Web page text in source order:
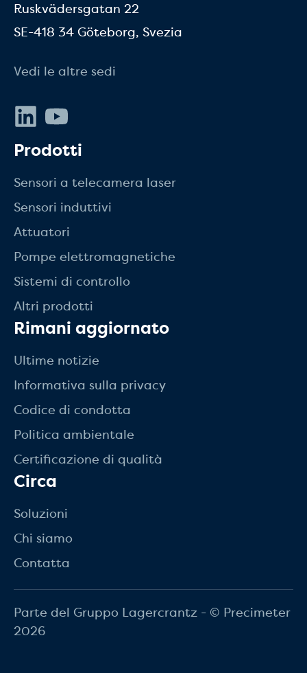
Ruskvädersgatan 22
SE-418 34 Göteborg, Svezia
Vedi le altre sedi
LinkedIn
Prodotti
Sensori a telecamera laser
Sensori induttivi
Attuatori
Pompe elettromagnetiche
Sistemi di controllo
Altri prodotti
Rimani aggiornato
Ultime notizie
Informativa sulla privacy
Codice di condotta
Politica ambientale
Certificazione di qualità
Circa
Soluzioni
Chi siamo
Contatta
Parte del Gruppo Lagercrantz - © Precimeter
2026